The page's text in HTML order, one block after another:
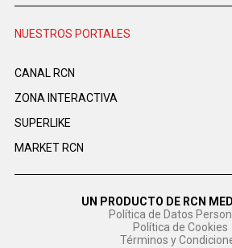
NUESTROS PORTALES
CANAL RCN
ZONA INTERACTIVA
SUPERLIKE
MARKET RCN
UN PRODUCTO DE RCN
Política de Datos
Política de Cookies
Términos y